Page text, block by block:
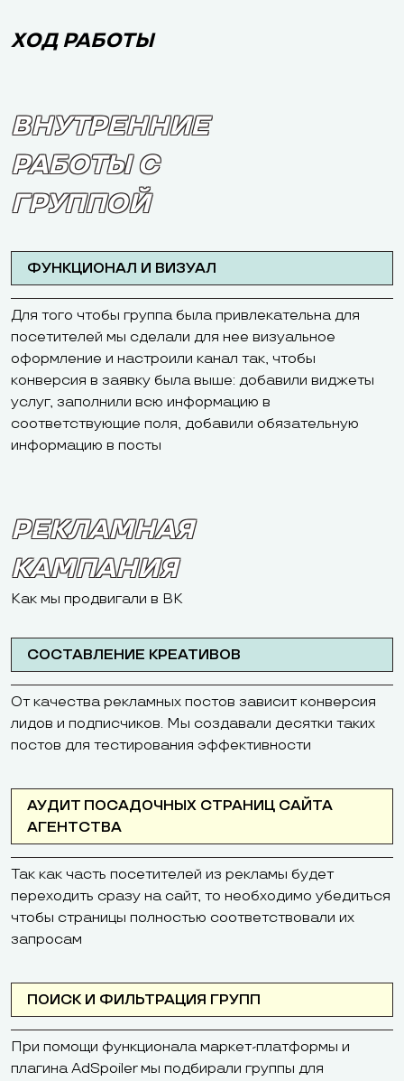
ХОД РАБОТЫ
ВНУТРЕННИЕ
РАБОТЫ С
ГРУППОЙ
ФУНКЦИОНАЛ И ВИЗУАЛ
Для того чтобы группа была привлекательна для
посетителей мы сделали для нее визуальное
оформление и настроили канал так, чтобы
конверсия в заявку была выше: добавили виджеты
услуг, заполнили всю информацию в
соответствующие поля, добавили обязательную
информацию в посты
РЕКЛАМНАЯ
КАМПАНИЯ
Как мы продвигали в ВК
СОСТАВЛЕНИЕ КРЕАТИВОВ
От качества рекламных постов зависит конверсия
лидов и подписчиков. Мы создавали десятки таких
постов для тестирования эффективности
АУДИТ ПОСАДОЧНЫХ СТРАНИЦ САЙТА
АГЕНТСТВА
Так как часть посетителей из рекламы будет
переходить сразу на сайт, то необходимо убедиться
чтобы страницы полностью соответствовали их
запросам
ПОИСК И ФИЛЬТРАЦИЯ ГРУПП
При помощи функционала маркет-платформы и
плагина AdSpoiler мы подбирали группы для